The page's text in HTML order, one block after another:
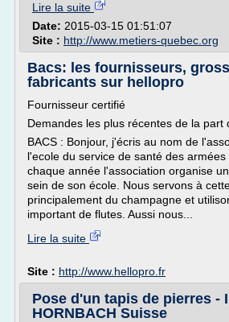
Lire la suite
Date: 2015-03-15 01:51:07
Site : http://www.metiers-quebec.org
Bacs: les fournisseurs,
fabricants sur hellopro
Fournisseur certifié
Demandes les plus récentes de la part
BACS : Bonjour, j'écris au nom de
l'ecole du service de santé des
chaque année l'association organise
sein de son école. Nous servons à
principalement du champagne et
important de flutes. Aussi nous...
Lire la suite
Site : http://www.hellopro.fr
Pose d'un tapis de pierres -
HORNBACH Suisse